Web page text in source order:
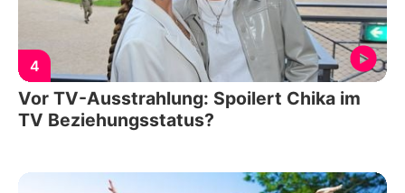
4
Vor TV-Ausstrahlung: Spoilert Chika im
TV Beziehungsstatus?